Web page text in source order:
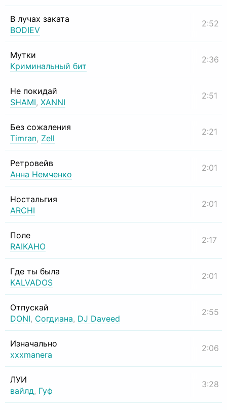
В лучах заката
BODIEV
2:52
Мутки
Криминальный бит
2:36
Не покидай
SHAMI, XANNI
2:51
Без сожаления
Timran, Zell
2:21
Ретровейв
Анна Немченко
2:01
Ностальгия
ARCHI
2:01
Поле
RAIKAHO
2:17
Где ты была
KALVADOS
2:01
Отпускай
DONI, Согдиана, DJ Daveed
2:55
Изначально
xxxmanera
2:06
ЛУИ
вайлд, Гуф
3:28